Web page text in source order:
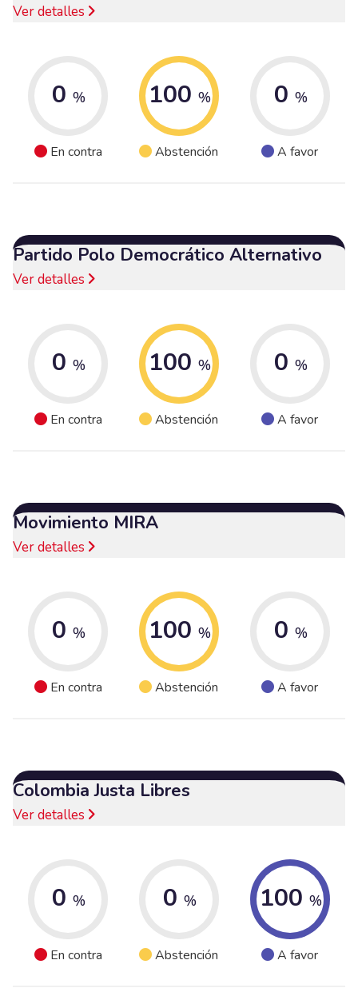
Ver detalles
0 %
En contra
100 %
Abstención
0 %
A favor
Partido Polo Democrático Alternativo
Ver detalles
0 %
En contra
100 %
Abstención
0 %
A favor
Movimiento MIRA
Ver detalles
0 %
En contra
100 %
Abstención
0 %
A favor
Colombia Justa Libres
Ver detalles
0 %
En contra
0 %
Abstención
100 %
A favor